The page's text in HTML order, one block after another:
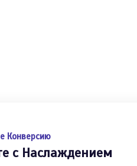
Конверсию
с Наслаждением